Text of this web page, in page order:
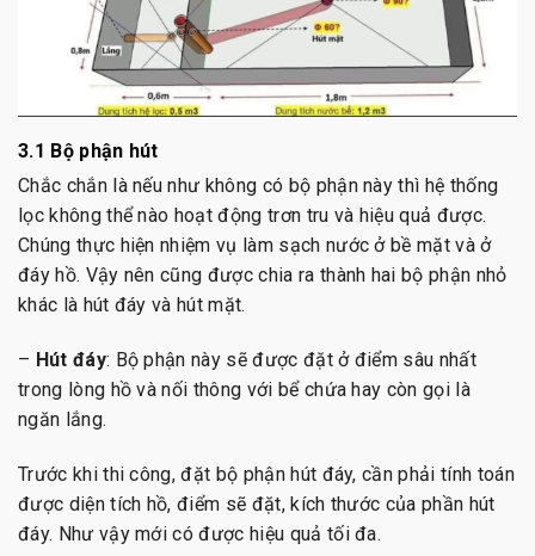
3.1 Bộ phận hút
Chắc chắn là nếu như không có bộ phận này thì hệ thống
lọc không thể nào hoạt động trơn tru và hiệu quả được.
Chúng thực hiện nhiệm vụ làm sạch nước ở bề mặt và ở
đáy hồ. Vậy nên cũng được chia ra thành hai bộ phận nhỏ
khác là hút đáy và hút mặt.
– Hút đáy: Bộ phận này sẽ được đặt ở điểm sâu nhất
trong lòng hồ và nối thông với bể chứa hay còn gọi là
ngăn lắng.
Trước khi thi công, đặt bộ phận hút đáy, cần phải tính toán
được diện tích hồ, điểm sẽ đặt, kích thước của phần hút
đáy. Như vậy mới có được hiệu quả tối đa.